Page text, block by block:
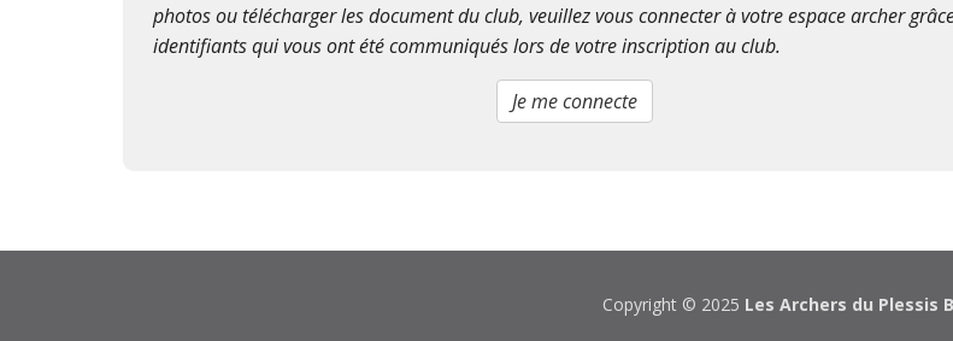
photos ou télécharger les document du club, veuillez vous connecter à votre espace archer
identifiants qui vous ont été communiqués lors de votre inscription au club.
Je me connecte
Copyright © 2025 Les Archers du Plessis